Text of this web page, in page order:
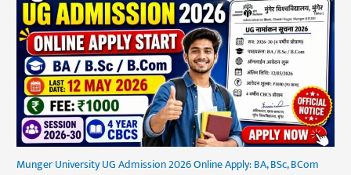
Munger University UG Admission 2026 Online Apply: BA, BSc, BCom